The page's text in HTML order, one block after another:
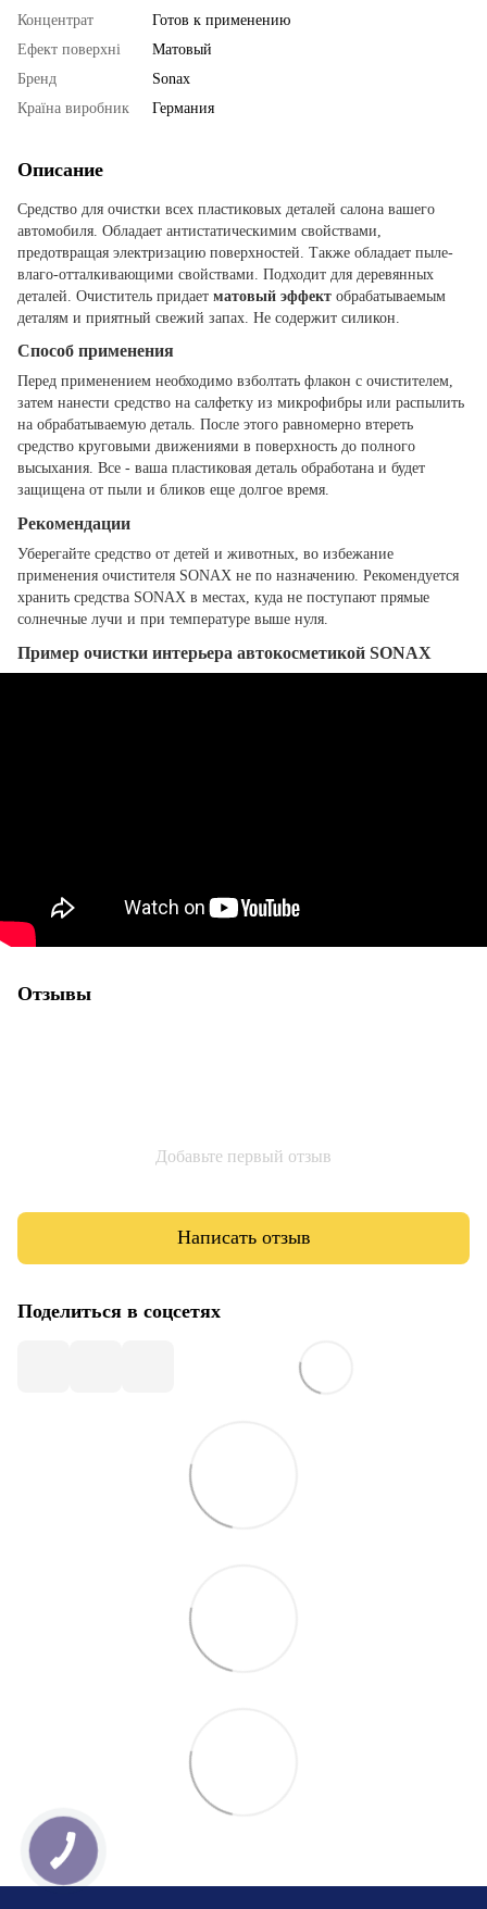
Концентрат
Готов к применению
Ефект поверхні
Матовый
Бренд
Sonax
Країна виробник
Германия
Описание
Средство для очистки всех пластиковых деталей салона вашего
автомобиля. Обладает антистатическимим свойствами,
предотвращая электризацию поверхностей. Также обладает пыле-
влаго-отталкивающими свойствами. Подходит для деревянных
деталей. Очиститель придает матовый эффект обрабатываемым
деталям и приятный свежий запах. Не содержит силикон.
Способ применения
Перед применением необходимо взболтать флакон с очистителем,
затем нанести средство на салфетку из микрофибры или распылить
на обрабатываемую деталь. После этого равномерно втереть
средство круговыми движениями в поверхность до полного
высыхания. Все - ваша пластиковая деталь обработана и будет
защищена от пыли и бликов еще долгое время.
Рекомендации
Уберегайте средство от детей и животных, во избежание
применения очистителя SONAX не по назначению. Рекомендуется
хранить средства SONAX в местах, куда не поступают прямые
солнечные лучи и при температуре выше нуля.
Пример очистки интерьера автокосметикой SONAX
Отзывы
Добавьте первый отзыв
Написать отзыв
Поделиться в соцсетях